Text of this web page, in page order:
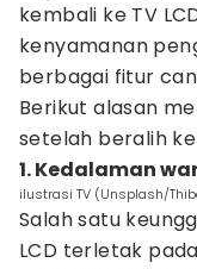
kembali ke TV
kenyamanan
berbagai fitur
Berikut alasan
setelah beralih ke
1. Kedalaman
ilustrasi TV (Unsplash/
Salah satu
LCD terletak